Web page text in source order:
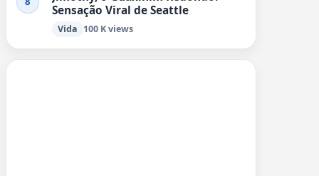
Sensação Viral de Seattle
Vida 100 K views